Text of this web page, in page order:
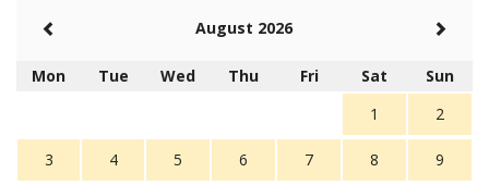
August 2026
Mon Tue Wed Thu Fri Sat
Sun
1
2
3 4 5 6 7 8 9